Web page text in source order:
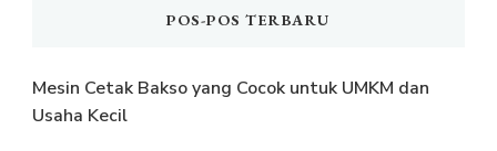
POS-POS TERBARU
Mesin Cetak Bakso yang Cocok untuk UMKM dan
Usaha Kecil